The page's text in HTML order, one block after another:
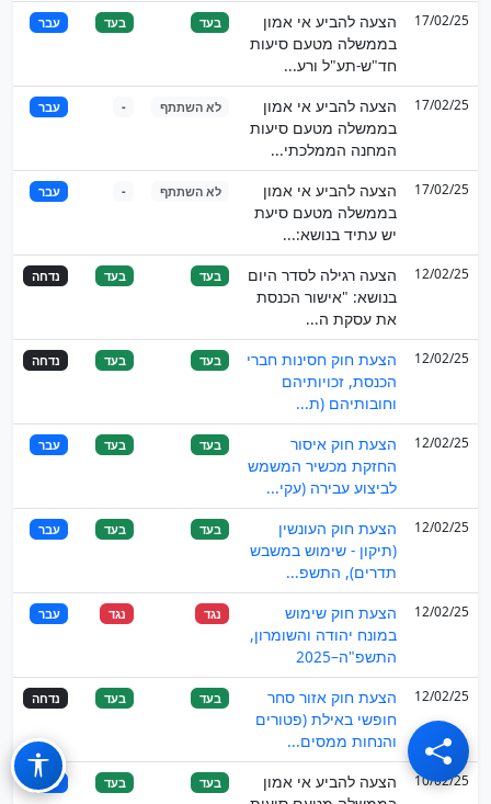
17/02/25
הצעה להביע אי אמון
בממשלה מטעם סיעות
חד"ש-תע"ל ורע...
בעד בעד עבר
17/02/25
הצעה להביע אי אמון
בממשלה מטעם סיעות
המחנה הממלכתי...
לא השתתף - עבר
17/02/25
הצעה להביע אי אמון
בממשלה מטעם סיעת
יש עתיד בנושא:...
לא השתתף - עבר
12/02/25
הצעה רגילה לסדר היום
בנושא: "אישור הכנסת
את עסקת ה...
בעד בעד נדחה
12/02/25
הצעת חוק חסינות חברי
הכנסת, זכויותיהם
וחובותיהם (ת...
בעד בעד נדחה
12/02/25
הצעת חוק איסור
החזקת מכשיר המשמש
לביצוע עבירה (עקי...
בעד בעד עבר
12/02/25
הצעת חוק העונשין
(תיקון - שימוש במשבש
תדרים), התשפ...
בעד בעד עבר
12/02/25
הצעת חוק שימוש
במונח יהודה והשומרון,
התשפ"ה–2025
נגד נגד עבר
12/02/25
הצעת חוק אזור סחר
חופשי באילת (פטורים
והנחות ממסים...
בעד בעד נדחה
10/02/25
הצעה להביע אי אמון
בעד בעד עבר